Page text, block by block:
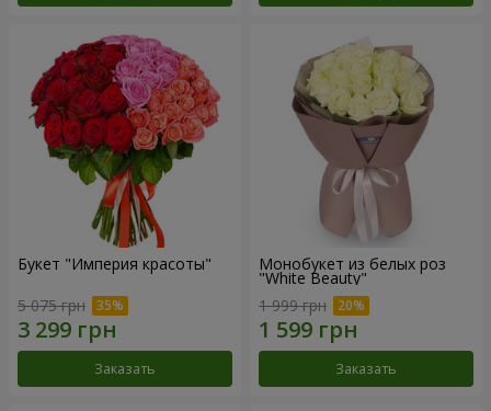
Букет "Империя красоты"
5 075 грн
Заказать
Монобукет из белых роз
"White Beauty"
1 999 грн
Заказать